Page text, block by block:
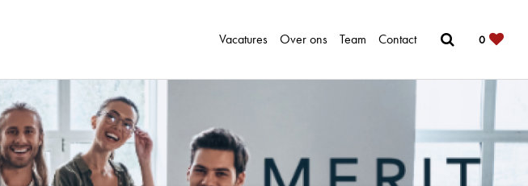
0
Vacatures Over ons Team Contact